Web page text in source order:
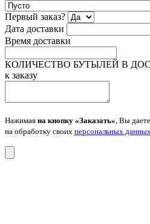
Первый заказ?
Дата доставки
Время доставки
КОЛИЧЕСТВО БУТЫЛЕЙ В
к заказу
Нажимая на кнопку «Заказать» , Вы
на обработку своих персональных данных